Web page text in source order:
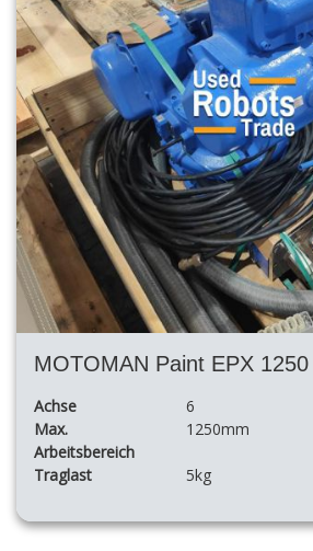
Achse
6
Max.
Arbeitsbereich
1250mm
Traglast 5kg